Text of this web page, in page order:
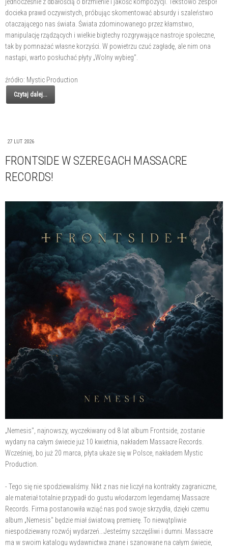
docieka prawd oczywistych, próbując skomentować absurdy i szaleństwo
otaczającego nas świata. Świata zdominowanego przez kłamstwo,
manipulację rządzących i wielkie bigtechy rozgrywające nastroje społeczne,
tak by pomnażać własne korzyści. W powietrzu czuć zagładę, ale nim ona
nastąpi, warto posłuchać płyty „Wolny wybieg".
źródło: Mystic Production
Czytaj dalej...
27 LUT 2026
FRONTSIDE W SZEREGACH MASSACRE
RECORDS!
„Nemesis", najnowszy, wyczekiwany od 8 lat album Frontside, zostanie
wydany na całym świecie już 10 kwietnia, nakładem Massacre Records.
Wcześniej, bo już 20 marca, płyta ukaże się w Polsce, nakładem Mystic
Production.
- Tego się nie spodziewaliśmy. Nikt z nas nie liczył na kontrakty zagraniczne,
ale materiał totalnie przypadł do gustu włodarzom legendarnej Massacre
Records. Firma postanowiła wziąć nas pod swoje skrzydła, dzięki czemu
album „Nemesis" będzie miał światową premierę. To niewątpliwie
niespodziewany rozwój wydarzeń...Jesteśmy szczęśliwi i dumni. Massacre
ma w swoim katalogu wydawnictwa znane i szanowane na całym świecie,